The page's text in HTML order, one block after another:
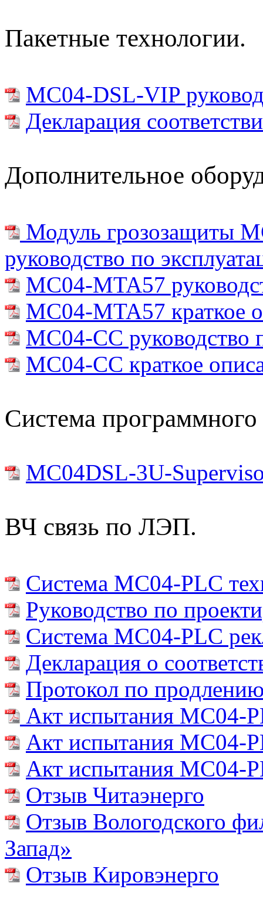
Пакетные технологии.
MC04-DSL-VIP
Декларация
Дополнительное
Модуль грозозащиты
руководство по
MC04-MTA57
MC04-MTA57 краткое
MC04-CC руководство
MC04-CC краткое
Система
MC04DSL-3U-
ВЧ связь по ЛЭП.
Cистема MC04-PLC
Руководство по
Cистема MC04-PLC
Декларация о
Протокол по
Акт испытания MC04-
Акт испытания MC04-
Акт испытания MC04-
Отзыв Читаэнерго
Отзыв Вологодского
Запад»
Отзыв Кировэнерго